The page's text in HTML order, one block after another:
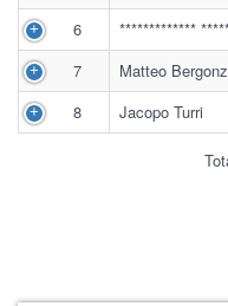
6 *************
7
Matteo
8
Jacopo Turri